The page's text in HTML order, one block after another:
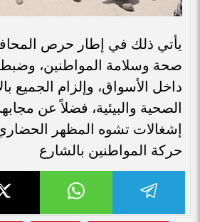
يأتي ذلك في إطار حرص
صحة وسلامة المواطنين،
داخل الأسواق، وإلزام الجميع
الصحية والبيئية، فضلاً عن
إشغالات تشوه المظهر
حركة المواطنين بالشارع